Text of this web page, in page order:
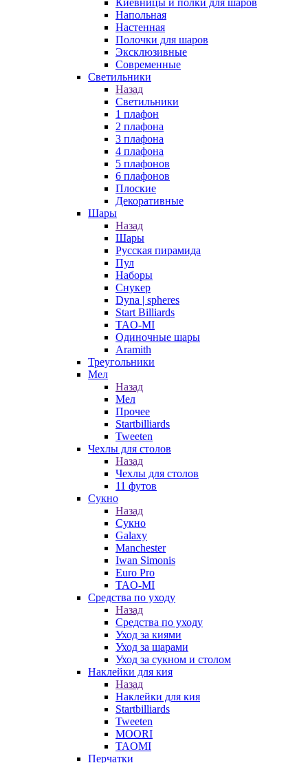
Киевницы и полки для шаров
Напольная
Настенная
Полочки для шаров
Эксклюзивные
Современные
Светильники
Назад
Светильники
1 плафон
2 плафона
3 плафона
4 плафона
5 плафонов
6 плафонов
Плоские
Декоративные
Шары
Назад
Шары
Русская пирамида
Пул
Наборы
Снукер
Dyna | spheres
Start Billiards
TAO-MI
Одиночные шары
Aramith
Треугольники
Мел
Назад
Мел
Прочее
Startbilliards
Tweeten
Чехлы для столов
Назад
Чехлы для столов
11 футов
Сукно
Назад
Сукно
Galaxy
Manchester
Iwan Simonis
Euro Pro
TAO-MI
Средства по уходу
Назад
Средства по уходу
Уход за киями
Уход за шарами
Уход за сукном и столом
Наклейки для кия
Назад
Наклейки для кия
Startbilliards
Tweeten
MOORI
TAOMI
Перчатки